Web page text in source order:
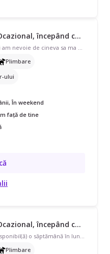
Petsitter, Strada Tirana, Ocazional, începând cu 35 lei/oră
Plimbare
ului
În weekend
față de tine
Petsitter, Strada Tirana, Ocazional, începând cu 40 lei/oră
Plimbare